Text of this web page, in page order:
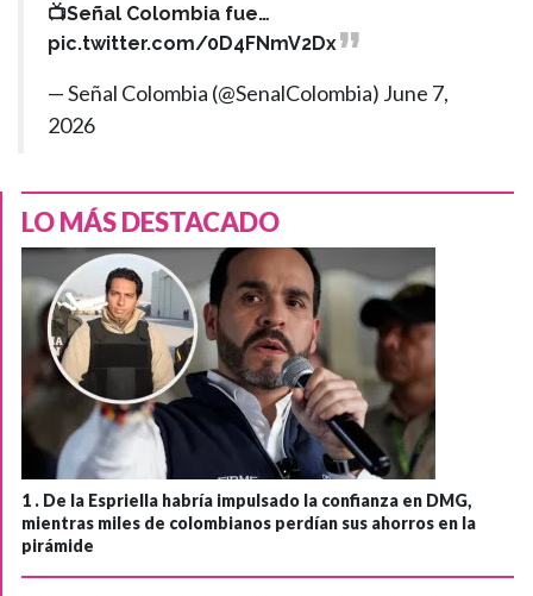
📺Señal Colombia fue…
pic.twitter.com/0D4FNmV2Dx
— Señal Colombia (@SenalColombia) June 7,
2026
LO MÁS DESTACADO
1 . De la Espriella habría impulsado la confianza en DMG,
mientras miles de colombianos perdían sus ahorros en la
pirámide